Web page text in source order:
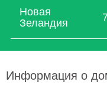
Новая
Зеландия
Информация о